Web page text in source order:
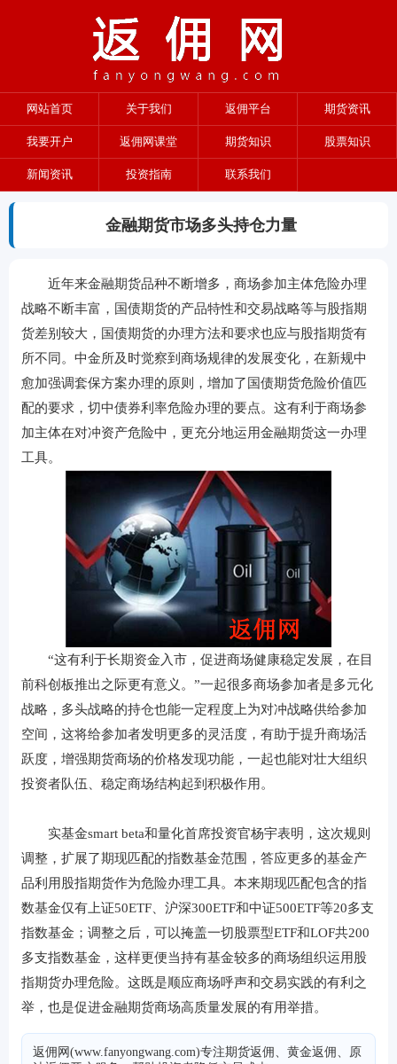
网站首页 关于我们 返佣平台 期货资讯
我要开户 返佣网课堂 期货知识 股票知识
新闻资讯 投资指南 联系我们
金融期货市场多头持仓力量
近年来金融期货品种不断增多，商场参加主体危险办理
战略不断丰富，国债期货的产品特性和交易战略等与股指期
货差别较大，国债期货的办理方法和要求也应与股指期货有
所不同。中金所及时觉察到商场规律的发展变化，在新规中
愈加强调套保方案办理的原则，增加了国债期货危险价值匹
配的要求，切中债券利率危险办理的要点。这有利于商场参
加主体在对冲资产危险中，更充分地运用金融期货这一办理
工具。
“这有利于长期资金入市，促进商场健康稳定发展，在目
前科创板推出之际更有意义。”一起很多商场参加者是多元化
战略，多头战略的持仓也能一定程度上为对冲战略供给参加
空间，这将给参加者发明更多的灵活度，有助于提升商场活
跃度，增强期货商场的价格发现功能，一起也能对壮大组织
投资者队伍、稳定商场结构起到积极作用。
实基金smart beta和量化首席投资官杨宇表明，这次规则
调整，扩展了期现匹配的指数基金范围，答应更多的基金产
品利用股指期货作为危险办理工具。本来期现匹配包含的指
数基金仅有上证50ETF、沪深300ETF和中证500ETF等20多支
指数基金；调整之后，可以掩盖一切股票型ETF和LOF共200
多支指数基金，这样更便当持有基金较多的商场组织运用股
指期货办理危险。这既是顺应商场呼声和交易实践的有利之
举，也是促进金融期货商场高质量发展的有用举措。
返佣网(www.fanyongwang.com)专注期货返佣、黄金返佣、原